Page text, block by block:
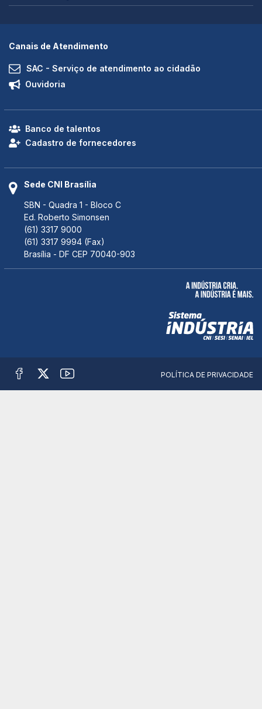
Canais de Atendimento
SAC - Serviço de atendimento ao cidadão
Ouvidoria
Banco de talentos
Cadastro de fornecedores
Sede CNI Brasília
SBN - Quadra 1 - Bloco C
Ed. Roberto Simonsen
(61) 3317 9000
(61) 3317 9994 (Fax)
Brasília - DF CEP 70040-903
POLÍTICA DE PRIVACIDADE